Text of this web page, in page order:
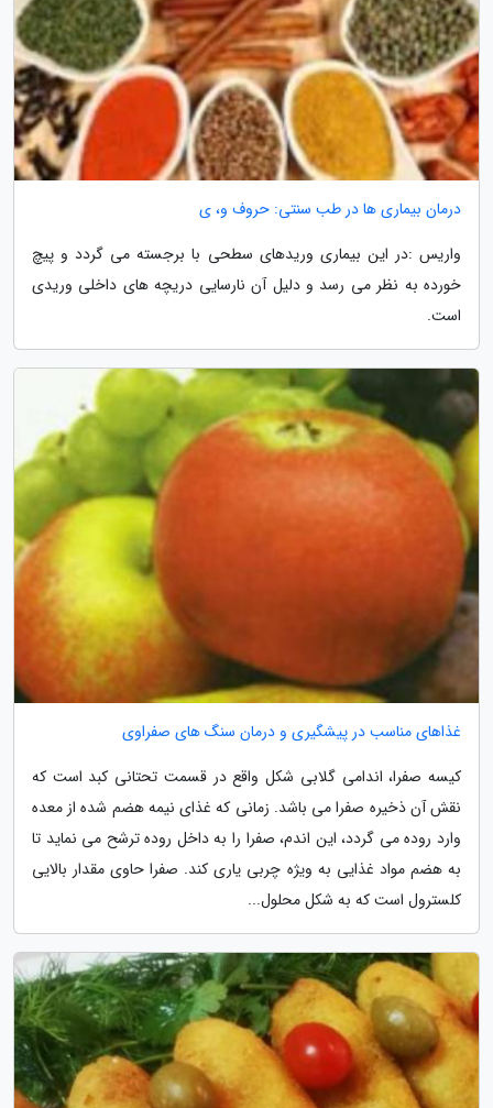
درمان بیماری ها در طب سنتی: حروف و، ی
واریس :در این بیماری وریدهای سطحی با برجسته می گردد و پیچ
خورده به نظر می رسد و دلیل آن نارسایی دریچه های داخلی وریدی
است.
غذاهای مناسب در پیشگیری و درمان سنگ های صفراوی
کیسه صفرا، اندامی گلابی شکل واقع در قسمت تحتانی کبد است که
نقش آن ذخیره صفرا می باشد. زمانی که غذای نیمه هضم شده از معده
وارد روده می گردد، این اندم، صفرا را به داخل روده ترشح می نماید تا
به هضم مواد غذایی به ویژه چربی یاری کند. صفرا حاوی مقدار بالایی
کلسترول است که به شکل محلول...